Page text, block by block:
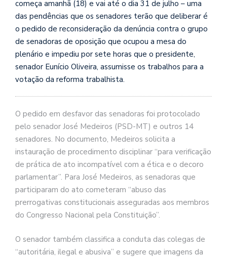
começa amanhã (18) e vai até o dia 31 de julho – uma
das pendências que os senadores terão que deliberar é
o pedido de reconsideração da denúncia contra o grupo
de senadoras de oposição que ocupou a mesa do
plenário e impediu por sete horas que o presidente,
senador Eunício Oliveira, assumisse os trabalhos para a
votação da reforma trabalhista.
O pedido em desfavor das senadoras foi protocolado
pelo senador José Medeiros (PSD-MT) e outros 14
senadores. No documento, Medeiros solicita a
instauração de procedimento disciplinar “para verificação
de prática de ato incompatível com a ética e o decoro
parlamentar”. Para José Medeiros, as senadoras que
participaram do ato cometeram “abuso das
prerrogativas constitucionais asseguradas aos membros
do Congresso Nacional pela Constituição”.
O senador também classifica a conduta das colegas de
“autoritária, ilegal e abusiva” e sugere que imagens da